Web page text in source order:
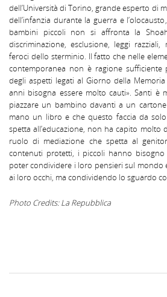
dell’Università di Torino, grande esperto di
dell’infanzia durante la guerra e
bambini piccoli non si affronta la
discriminazione, esclusione, leggi
feroci dello sterminio. Il fatto che nelle
contemporanea non è ragione
degli aspetti legati al Giorno della
anni bisogna essere molto cauti». Santi è
piazzare un bambino davanti a un
mano un libro e che questo faccia da
spetta all’educazione, non ha capito molto
ruolo di mediazione che spetta al
contenuti protetti, i piccoli hanno
poter condividere i loro pensieri sul mondo
ai loro occhi, ma condividendo lo sguardo
Photo Credits: La Repubblica